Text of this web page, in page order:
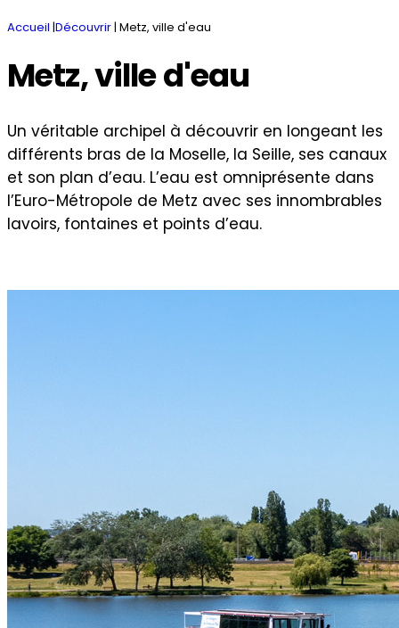
Accueil |Découvrir| Metz, ville d'eau
Metz, ville d'eau
Un véritable archipel à découvrir en longeant les
différents bras de la Moselle, la Seille, ses canaux
et son plan d’eau. L’eau est omniprésente dans
l’Euro-Métropole de Metz avec ses innombrables
lavoirs, fontaines et points d’eau.